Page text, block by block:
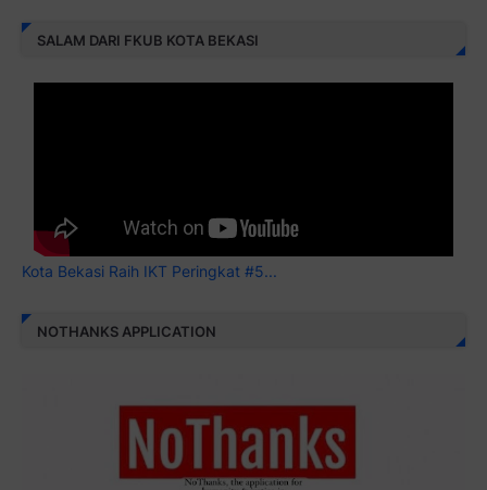
SALAM DARI FKUB KOTA BEKASI
Kota Bekasi Raih IKT Peringkat #5...
NOTHANKS APPLICATION